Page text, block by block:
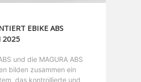
EBIKE ABS
2025
und die MAGURA ABS
bilden zusammen ein
das kontrollierte und